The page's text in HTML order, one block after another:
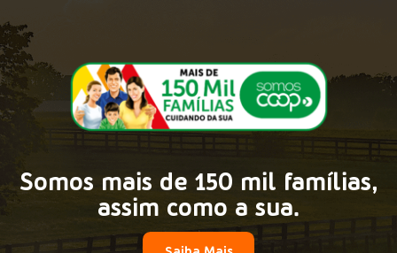
Somos mais de 150 mil famílias,
assim como a sua.